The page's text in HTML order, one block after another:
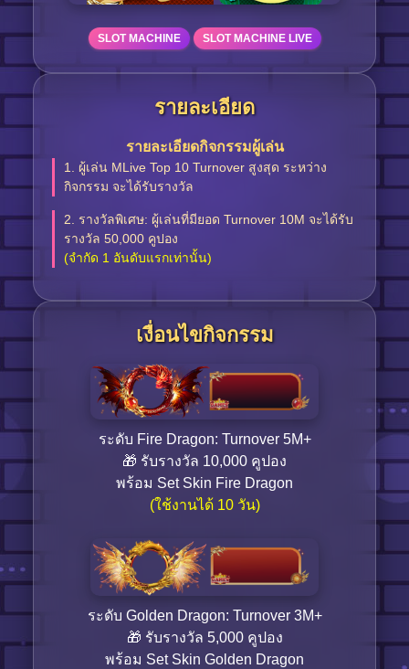
SLOT MACHINE SLOT MACHINE LIVE
รายละเอียด
รายละเอียดกิจกรรมผู้เล่น
1. ผู้เล่น MLive Top 10 Turnover สูงสุด ระหว่าง
กิจกรรม จะได้รับรางวัล
2. รางวัลพิเศษ: ผู้เล่นที่มียอด Turnover 10M จะได้รับ
รางวัล 50,000 คูปอง
(จำกัด 1 อันดับแรกเท่านั้น)
เงื่อนไขกิจกรรม
ระดับ Fire Dragon: Turnover 5M+
🎁 รับรางวัล 10,000 คูปอง
พร้อม Set Skin Fire Dragon
(ใช้งานได้ 10 วัน)
ระดับ Golden Dragon: Turnover 3M+
🎁 รับรางวัล 5,000 คูปอง
พร้อม Set Skin Golden Dragon